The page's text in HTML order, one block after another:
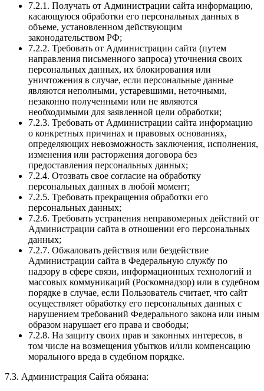
7.2.1. Получать от Администрации сайта информацию,
касающуюся обработки его персональных данных в
объеме, установленном действующим
законодательством РФ;
7.2.2. Требовать от Администрации сайта (путем
направления письменного запроса) уточнения своих
персональных данных, их блокирования или
уничтожения в случае, если персональные данные
являются неполными, устаревшими, неточными,
незаконно полученными или не являются
необходимыми для заявленной цели обработки;
7.2.3. Требовать от Администрации сайта информацию
о конкретных причинах и правовых основаниях,
определяющих невозможность заключения, исполнения,
изменения или расторжения договора без
предоставления персональных данных;
7.2.4. Отозвать свое согласие на обработку
персональных данных в любой момент;
7.2.5. Требовать прекращения обработки его
персональных данных;
7.2.6. Требовать устранения неправомерных действий от
Администрации сайта в отношении его персональных
данных;
7.2.7. Обжаловать действия или бездействие
Администрации сайта в Федеральную службу по
надзору в сфере связи, информационных технологий и
массовых коммуникаций (Роскомнадзор) или в судебном
порядке в случае, если Пользователь считает, что сайт
осуществляет обработку его персональных данных с
нарушением требований Федерального закона или иным
образом нарушает его права и свободы;
7.2.8. На защиту своих прав и законных интересов, в
том числе на возмещения убытков и/или компенсацию
морального вреда в судебном порядке.
7.3. Администрация Сайта обязана: